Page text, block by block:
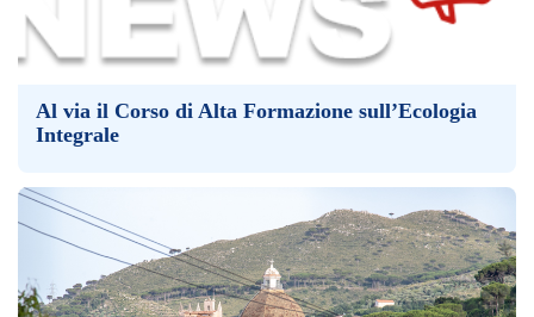
Al via il Corso di Alta Formazione sull’Ecologia
Integrale